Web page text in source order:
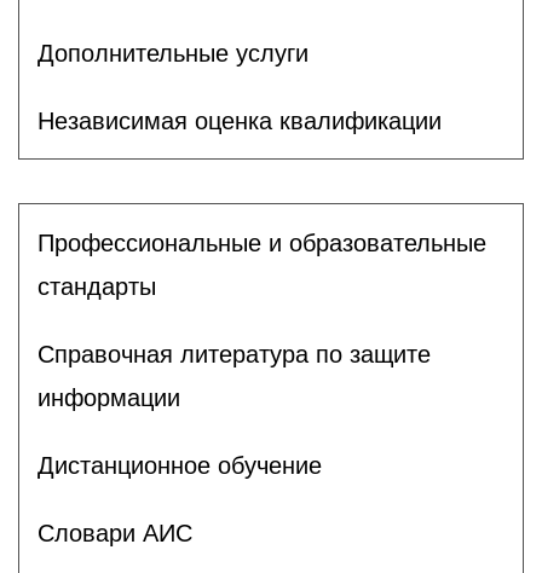
Дополнительные услуги
Независимая оценка квалификации
Профессиональные и образовательные
стандарты
Справочная литература по защите
информации
Дистанционное обучение
Словари АИС